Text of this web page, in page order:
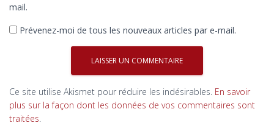
mail.
Prévenez-moi de tous les nouveaux articles par e-mail.
Ce site utilise Akismet pour réduire les indésirables. En savoir
plus sur la façon dont les données de vos commentaires sont
traitées